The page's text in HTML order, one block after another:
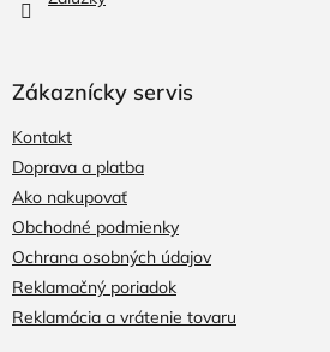
Zákaznícky servis
Kontakt
Doprava a platba
Ako nakupovať
Obchodné podmienky
Ochrana osobných údajov
Reklamačný poriadok
Reklamácia a vrátenie tovaru